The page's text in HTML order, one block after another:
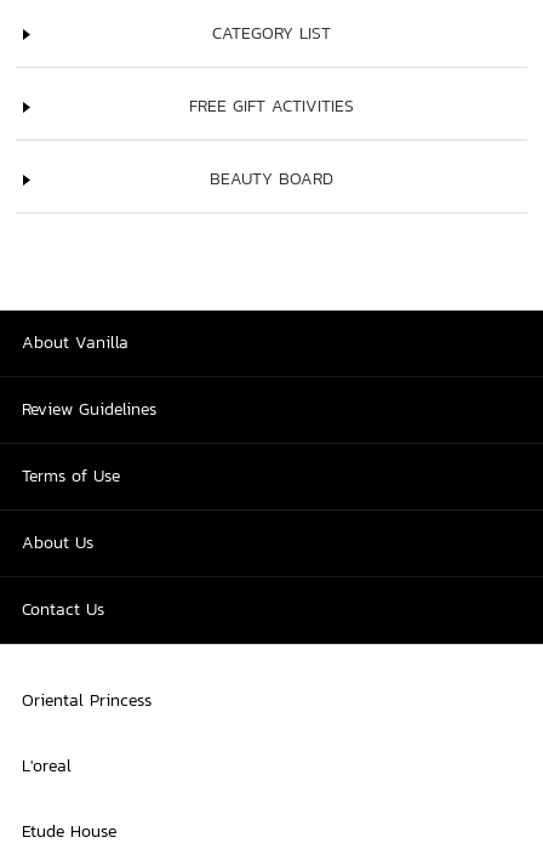
CATEGORY LIST
FREE GIFT ACTIVITIES
BEAUTY BOARD
About Vanilla
Review Guidelines
Terms of Use
About Us
Contact Us
Oriental Princess
L'oreal
Etude House